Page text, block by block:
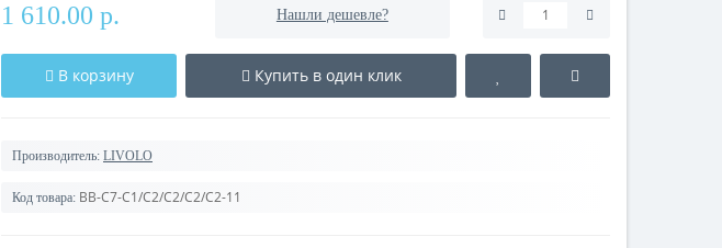
1 610.00 р. Нашли дешевле?
В корзину Купить в один клик
Производитель: LIVOLO
Код товара: BB-C7-C1/C2/C2/C2/C2-11